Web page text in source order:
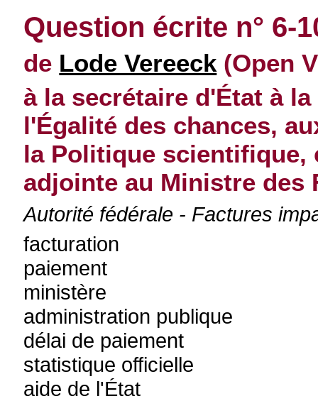
Question écrite n° 6-
de Lode Vereeck (Open
à la secrétaire d'État à
l'Égalité des chances,
la Politique scientifique,
adjointe au Ministre des
Autorité fédérale - Factures
facturation
paiement
ministère
administration publique
délai de paiement
statistique officielle
aide de l'État